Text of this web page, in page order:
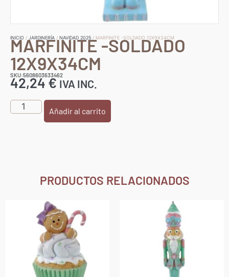
INICIO / JARDINERÍA / NAVIDAD 2025 / MARFINITE -SOLDADO 12X9X34CM
MARFINITE -SOLDADO
12X9X34CM
SKU:5608603633462
42,24€ IVA INC.
Añadir al carrito
PRODUCTOS RELACIONADOS